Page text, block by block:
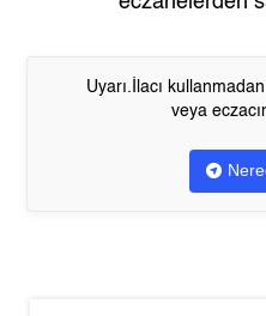
Uyarı.İlacı
veya